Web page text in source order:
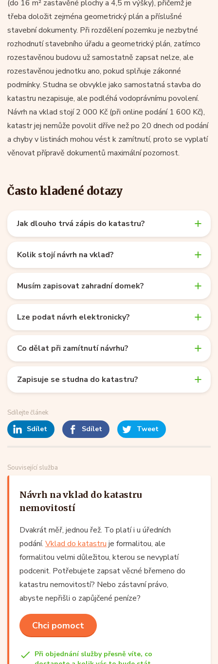
(do 16 m² zastavěné plochy a 4,5 m výšky), přičemž je
třeba doložit zejména geometrický plán a příslušné
stavební dokumenty. Při rozdělení pozemku je nezbytné
rozhodnutí stavebního úřadu a geometrický plán, zatímco
rozestavěnou budovu už samostatně zapsat nelze, ale
rozestavěnou jednotku ano, pokud splňuje zákonné
podmínky. Studna se obvykle jako samostatná stavba do
katastru nezapisuje, ale podléhá vodoprávnímu povolení.
Návrh na vklad stojí 2 000 Kč (při online podání 1 600 Kč),
katastr jej nemůže povolit dříve než po 20 dnech od podání
a chyby v listinách mohou vést k zamítnutí, proto se vyplatí
věnovat přípravě dokumentů maximální pozornost.
Často kladené dotazy
Jak dlouho trvá zápis do katastru?
Kolik stojí návrh na vklad?
Musím zapisovat zahradní domek?
Lze podat návrh elektronicky?
Co dělat při zamítnutí návrhu?
Zapisuje se studna do katastru?
Sdílejte článek
Sdílet Sdílet Tweet
Související služba
Návrh na vklad do katastru
nemovitostí
Dvakrát měř, jednou řež. To platí i u úředních
podání. Vklad do katastru je formalitou, ale
formalitou velmi důležitou, kterou se nevyplatí
podcenit. Potřebujete zapsat věcné břemeno do
katastru nemovitostí? Nebo zástavní právo,
abyste nepřišli o zapůjčené peníze?
Chci pomoct
Při objednání služby přesně víte, co